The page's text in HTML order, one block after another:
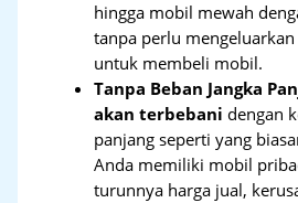
hingga mobil mewah
tanpa perlu
untuk membeli mobil.
Tanpa Beban Jangka
akan terbebani dengan
panjang seperti yang
Anda memiliki mobil
turunnya harga jual,